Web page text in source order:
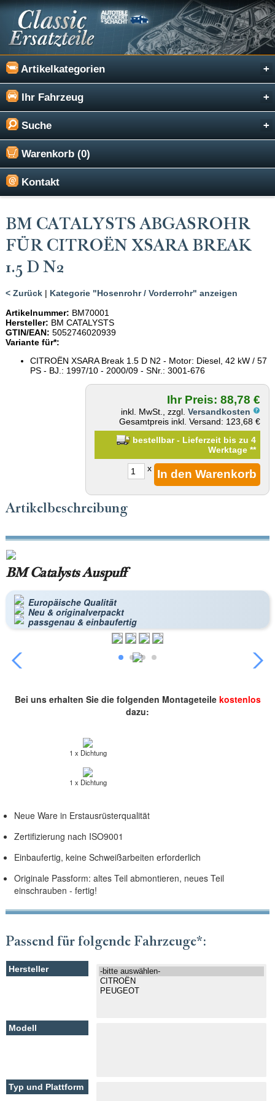
Artikelkategorien
Ihr Fahrzeug
Suche
Warenkorb (0)
Kontakt
BM CATALYSTS ABGASROHR
FÜR CITROËN XSARA BREAK
1.5 D N2
< Zurück| Kategorie "Hosenrohr / Vorderrohr" anzeigen
Artikelnummer: BM70001
Hersteller: BM CATALYSTS
GTIN/EAN: 5052746020939
Variante für*:
CITROËN XSARA Break 1.5 D N2 - Motor: Diesel, 42 kW / 57
PS - BJ.: 1997/10 - 2000/09 - SNr.: 3001-676
Ihr Preis: 88,78 €
inkl. MwSt., zzgl.Versandkosten
Gesamtpreis inkl. Versand: 123,68 €
bestellbar - Lieferzeit bis zu 4
Werktage**
x
Artikelbeschreibung
BM Catalysts Auspuff
Europäische Qualität
Neu & originalverpackt
passgenau & einbaufertig
Bei uns erhalten Sie die folgenden Montageteile kostenlos
dazu:
1 x Dichtung
1 x Dichtung
Neue Ware in Erstausrüsterqualität
Zertifizierung nach ISO9001
Einbaufertig, keine Schweißarbeiten erforderlich
Originale Passform: altes Teil abmontieren, neues Teil
einschrauben - fertig!
Passend für folgende Fahrzeuge*: